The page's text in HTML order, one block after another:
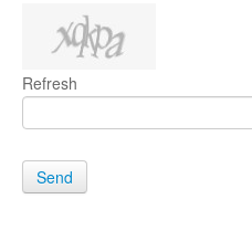
Refresh
Send